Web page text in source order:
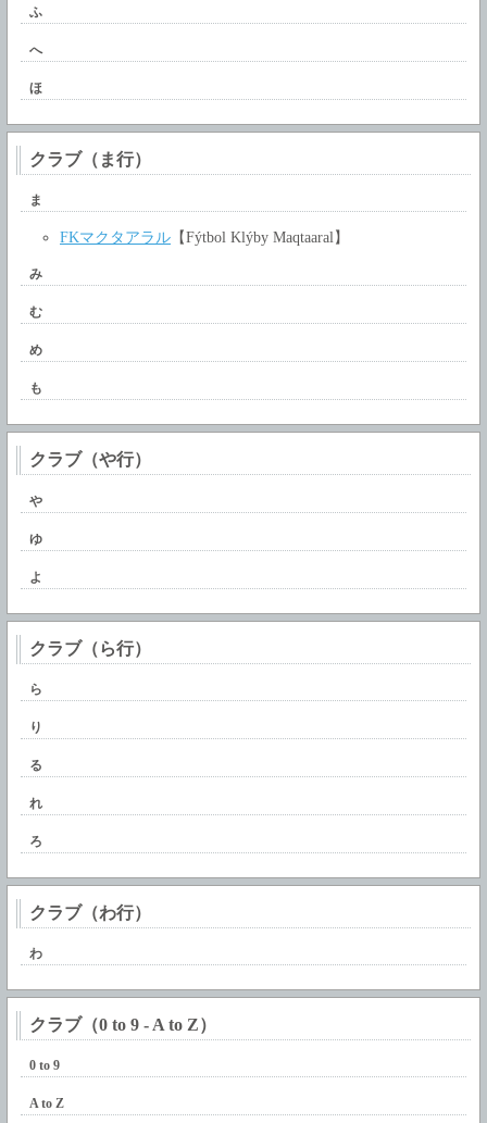
ふ
へ
ほ
クラブ（ま行）
ま
FKマクタアラル 【Fýtbol Klýby Maqtaaral】
み
む
め
も
クラブ（や行）
や
ゆ
よ
クラブ（ら行）
ら
り
る
れ
ろ
クラブ（わ行）
わ
クラブ（0 to 9 - A to Z）
0 to 9
A to Z